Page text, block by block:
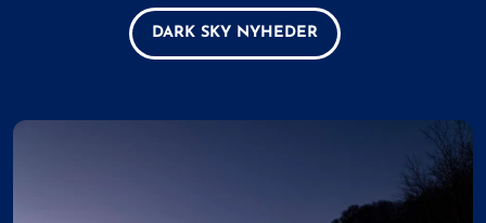
DARK SKY NYHEDER